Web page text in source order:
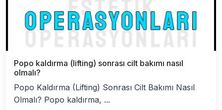
Popo kaldırma (lifting) sonrası cilt bakımı nasıl
olmalı?
Popo Kaldırma (Lifting) Sonrası Cilt Bakımı Nasıl
Olmalı? Popo kaldırma, ...